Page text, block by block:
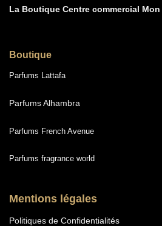
Boutique
Parfums Lattafa
Parfums Alhambra
Parfums French Avenue
Parfums fragrance world
Mentions légales
Politiques de Confidentialités
La Boutique Centre commercial